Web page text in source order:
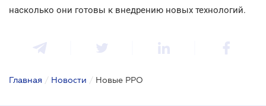
насколько они готовы к внедрению новых технологий.
Главная / Новости / Новые РРО